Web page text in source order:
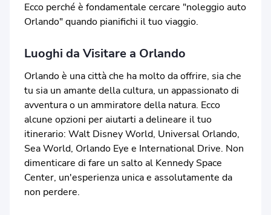
Ecco perché è fondamentale cercare "noleggio auto
Orlando" quando pianifichi il tuo viaggio.
Luoghi da Visitare a Orlando
Orlando è una città che ha molto da offrire, sia che
tu sia un amante della cultura, un appassionato di
avventura o un ammiratore della natura. Ecco
alcune opzioni per aiutarti a delineare il tuo
itinerario: Walt Disney World, Universal Orlando,
Sea World, Orlando Eye e International Drive. Non
dimenticare di fare un salto al Kennedy Space
Center, un'esperienza unica e assolutamente da
non perdere.